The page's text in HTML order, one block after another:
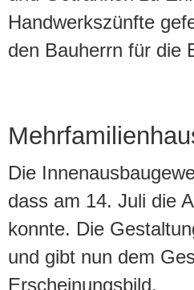
Handwerkszünfte
den Bauherrn für die
Die
dass am 14. Juli die
konnte. Die
und gibt nun dem
Erscheinungsbild.